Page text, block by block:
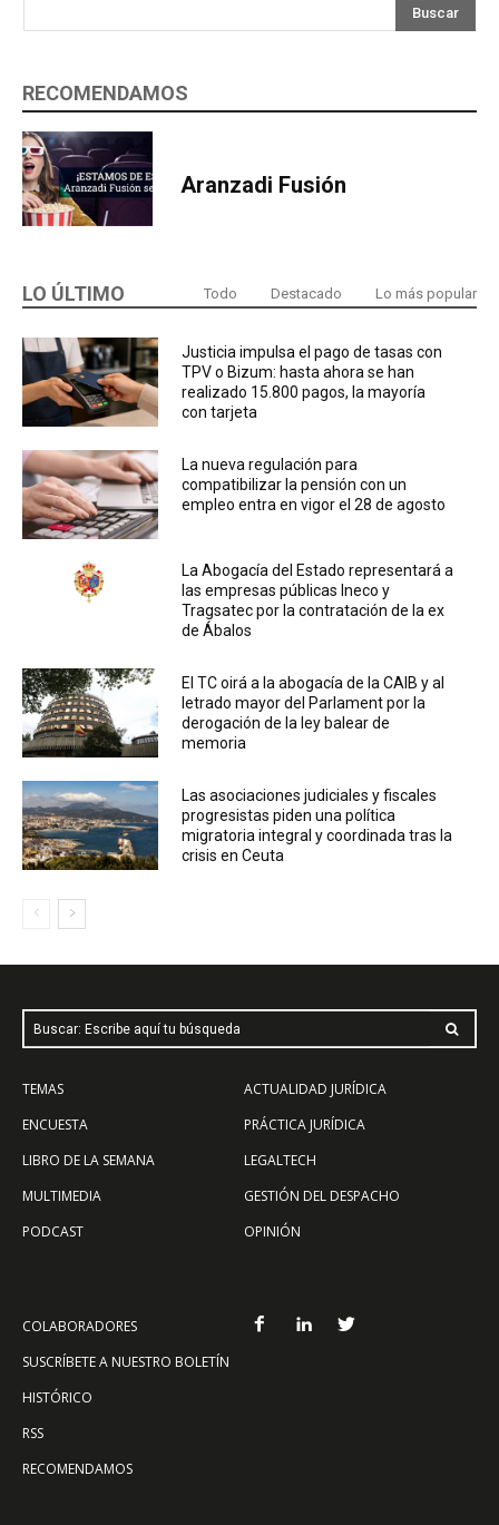
Buscar
RECOMENDAMOS
Aranzadi Fusión
LO ÚLTIMO Todo Destacado Lo más popular
Justicia impulsa el pago de tasas con
TPV o Bizum: hasta ahora se han
realizado 15.800 pagos, la mayoría
con tarjeta
La nueva regulación para
compatibilizar la pensión con un
empleo entra en vigor el 28 de agosto
La Abogacía del Estado representará a
las empresas públicas Ineco y
Tragsatec por la contratación de la ex
de Ábalos
El TC oirá a la abogacía de la CAIB y al
letrado mayor del Parlament por la
derogación de la ley balear de
memoria
Las asociaciones judiciales y fiscales
progresistas piden una política
migratoria integral y coordinada tras la
crisis en Ceuta
Buscar: Escribe aquí tu búsqueda
TEMAS
ENCUESTA
LIBRO DE LA SEMANA
MULTIMEDIA
PODCAST
ACTUALIDAD JURÍDICA
PRÁCTICA JURÍDICA
LEGALTECH
GESTIÓN DEL DESPACHO
OPINIÓN
COLABORADORES
SUSCRÍBETE A NUESTRO BOLETÍN
HISTÓRICO
RSS
RECOMENDAMOS